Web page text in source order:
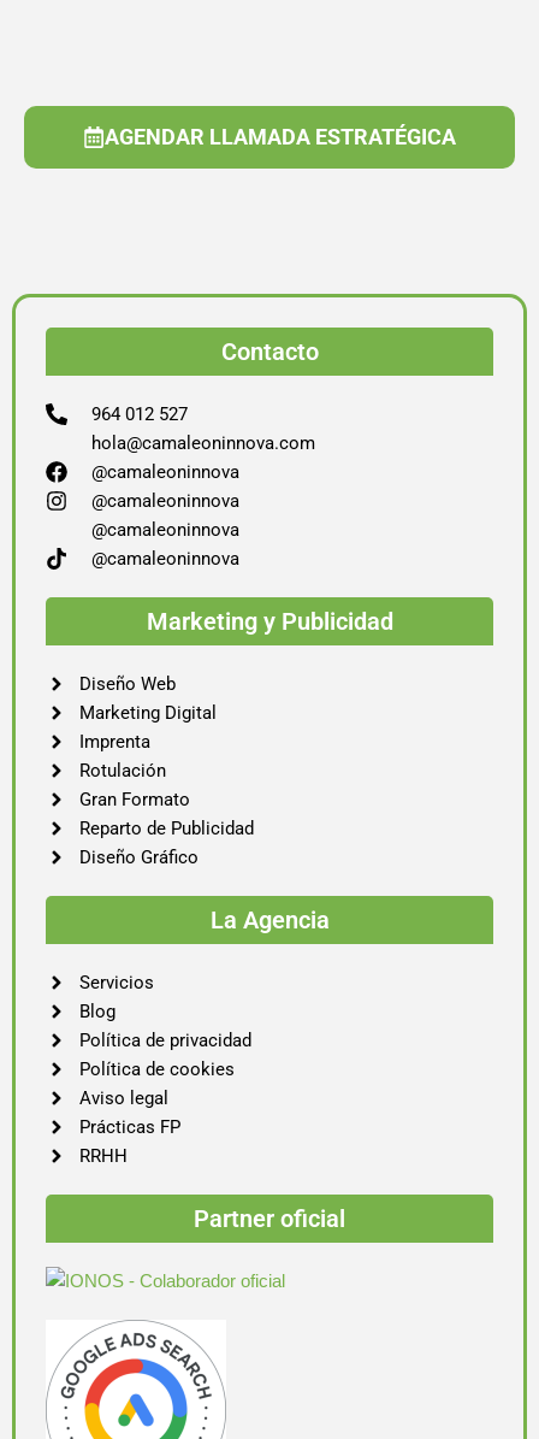
AGENDAR LLAMADA ESTRATÉGICA
Contacto
964 012 527
hola@camaleoninnova.com
@camaleoninnova
@camaleoninnova
@camaleoninnova
@camaleoninnova
Marketing y Publicidad
Diseño Web
Marketing Digital
Imprenta
Rotulación
Gran Formato
Reparto de Publicidad
Diseño Gráfico
La Agencia
Servicios
Blog
Política de privacidad
Política de cookies
Aviso legal
Prácticas FP
RRHH
Partner oficial